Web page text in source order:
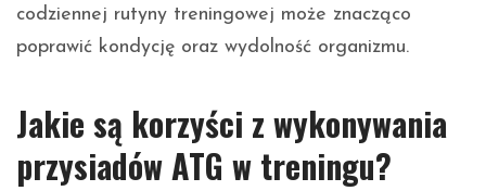
codziennej rutyny treningowej może znacząco
poprawić kondycję oraz wydolność organizmu.
Jakie są korzyści z wykonywania
przysiadów ATG w treningu?